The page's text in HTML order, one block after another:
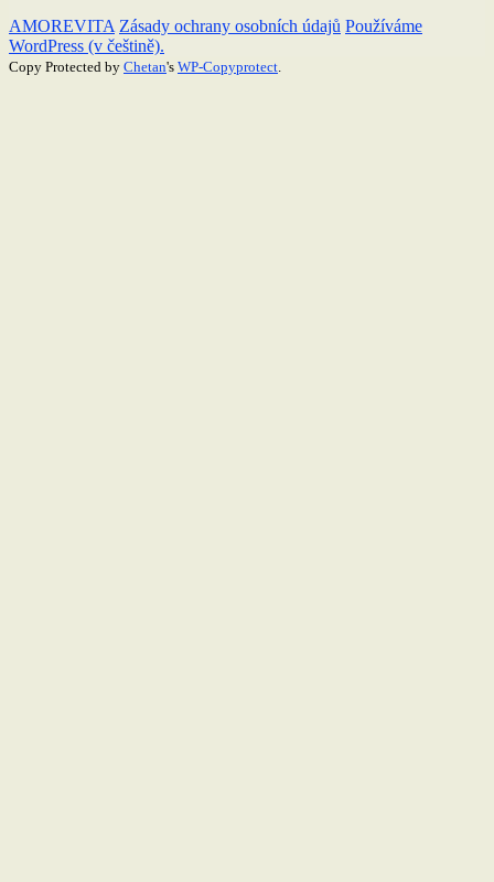
AMOREVITA Zásady ochrany osobních údajů Používáme
WordPress (v češtině).
Copy Protected by Chetan's WP-Copyprotect.